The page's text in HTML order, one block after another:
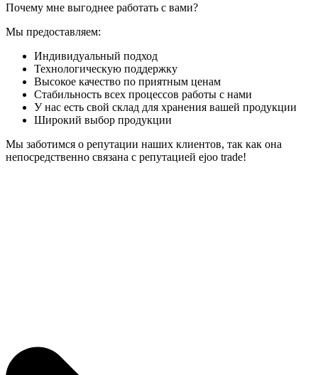
Почему мне выгоднее работать с вами?
Мы предоставляем:
Индивидуальный подход
Технологическую поддержку
Высокое качество по приятным ценам
Стабильность всех процессов работы с нами
У нас есть свой склад для хранения вашей продукции
Широкий выбор продукции
Мы заботимся о репутации наших клиентов, так как она
непосредственно связана с репутацией ejoo trade!